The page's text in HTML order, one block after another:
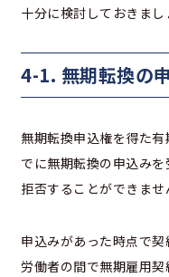
十分に検討しておきまし
4-1. 無期転換の
無期転換申込権を得た
でに無期転換の申込み
拒否することができませ
申込みがあった時点で
労働者の間で無期雇用契